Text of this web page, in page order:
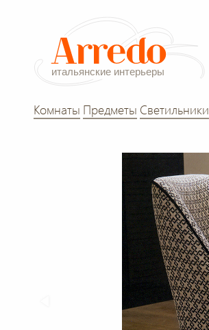
Комнаты Предметы Светильники